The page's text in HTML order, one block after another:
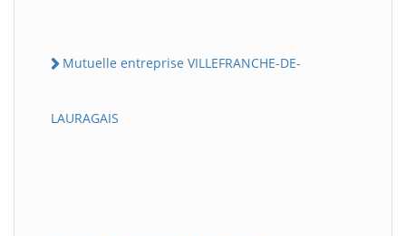
Mutuelle entreprise VILLEFRANCHE-DE-
LAURAGAIS